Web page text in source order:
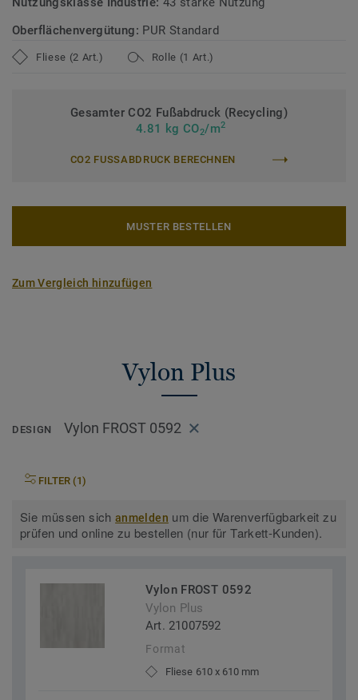
Oberflächenvergütung: PUR Standard
Fliese (2 Art.) Rolle (1 Art.)
Gesamter CO2 Fußabdruck (Recycling)
4.81 kg CO2/m2
CO2 FUSSABDRUCK BERECHNEN
MUSTER BESTELLEN
Zum Vergleich hinzufügen
Vylon Plus
DESIGN Vylon FROST 0592
FILTER (1)
Sie müssen sichanmelden um die Warenverfügbarkeit zu
prüfen und online zu bestellen (nur für Tarkett-Kunden).
Vylon FROST 0592
Vylon Plus
Art. 21007592
Format
Fliese 610 x 610 mm